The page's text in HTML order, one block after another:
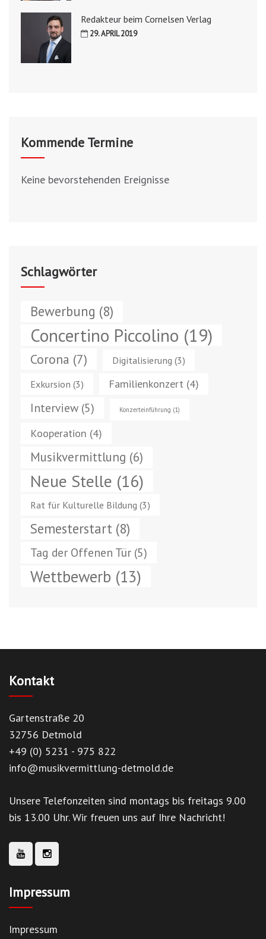
Redakteur beim Cornelsen Verlag
29. APRIL 2019
Kommende Termine
Keine bevorstehenden Ereignisse
Schlagwörter
Bewerbung (8)
Concertino Piccolino (19)
Corona (7) Digitalisierung (3)
Exkursion (3) Familienkonzert (4)
Interview (5) Konzerteinführung (1)
Kooperation (4)
Musikvermittlung (6)
Neue Stelle (16)
Rat für Kulturelle Bildung (3)
Semesterstart (8)
Tag der Offenen Tür (5)
Wettbewerb (13)
Kontakt
Gartenstraße 20
32756 Detmold
+49 (0) 5231 - 975 822
info@musikvermittlung-detmold.de
Unsere Telefonzeiten sind montags bis freitags 9.00
bis 13.00 Uhr. Wir freuen uns auf Ihre Nachricht!
Impressum
Impressum